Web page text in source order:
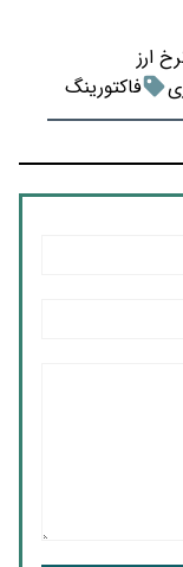
ارز
فاکتورینگ